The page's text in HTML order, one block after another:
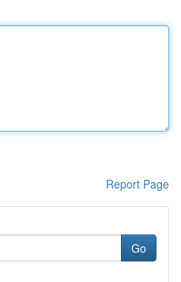
Report Page
Go